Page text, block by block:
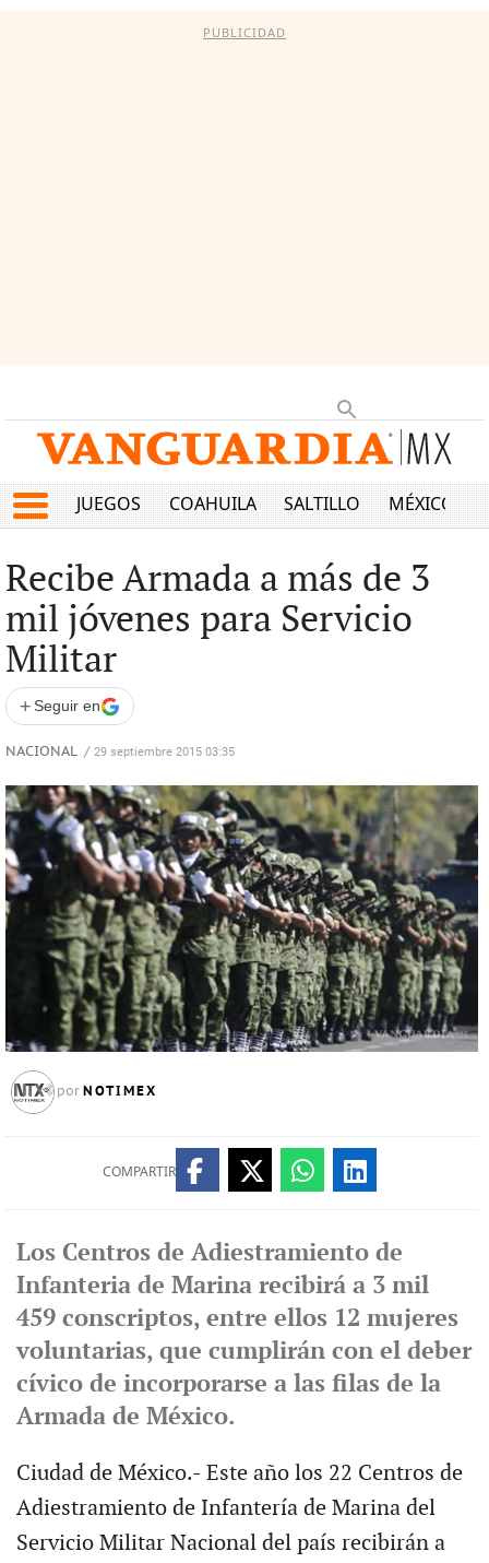
PUBLICIDAD
JUEGOS COAHUILA SALTILLO MÉXICO
Recibe Armada a más de 3
mil jóvenes para Servicio
Militar
+ Seguir en
NACIONAL / 29 septiembre 2015 03:35
por NOTIMEX
COMPARTIR
Los Centros de Adiestramiento de
Infanteria de Marina recibirá a 3 mil
459 conscriptos, entre ellos 12 mujeres
voluntarias, que cumplirán con el deber
cívico de incorporarse a las filas de la
Armada de México.
Ciudad de México.- Este año los 22 Centros de
Adiestramiento de Infantería de Marina del
Servicio Militar Nacional del país recibirán a